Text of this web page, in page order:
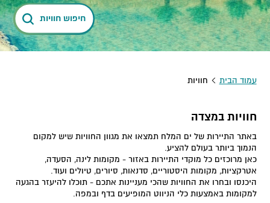
חיפוש חוויות
עמוד הבית חוויות
חוויות במצדה
באתר התיירות של ים המלח תמצאו את מגוון החוויות שיש למקום
הנמוך ביותר בעולם להציע.
כאן מרוכזים כל מוקדי התיירות באזור - מקומות לינה, הסעדה,
אטרקציות, מקומות היסטוריים, סדנאות, סיורים, טיולים ועוד.
היכנסו ובחרו את החוויות שהכי מעניינות אתכם - תוכלו להיעזר בהגעה
למקומות באמצעות כלי הניווט המופיעים בדף ובמפה.